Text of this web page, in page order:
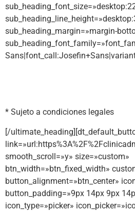
sub_heading_margin=»margin-
* Sujeto a condiciones legales
[/
smooth_scroll=»y» size=»custom»
btn_width=»btn_fixed_width»
button_alignment=»btn_center»
button_padding=»9px 14px 9px
icon_type=»picker»